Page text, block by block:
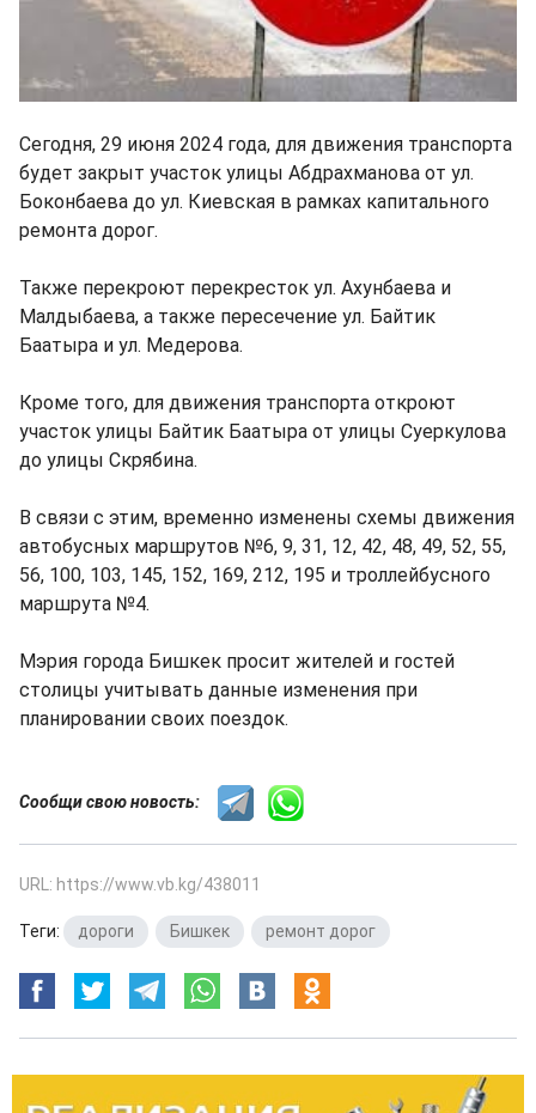
Сегодня, 29 июня 2024 года, для движения транспорта
будет закрыт участок улицы Абдрахманова от ул.
Боконбаева до ул. Киевская в рамках капитального
ремонта дорог.
Также перекроют перекресток ул. Ахунбаева и
Малдыбаева, а также пересечение ул. Байтик
Баатыра и ул. Медерова.
Кроме того, для движения транспорта откроют
участок улицы Байтик Баатыра от улицы Суеркулова
до улицы Скрябина.
В связи с этим, временно изменены схемы движения
автобусных маршрутов №6, 9, 31, 12, 42, 48, 49, 52, 55,
56, 100, 103, 145, 152, 169, 212, 195 и троллейбусного
маршрута №4.
Мэрия города Бишкек просит жителей и гостей
столицы учитывать данные изменения при
планировании своих поездок.
Сообщи свою новость:
URL: https://www.vb.kg/438011
Теги: дороги Бишкек ремонт дорог